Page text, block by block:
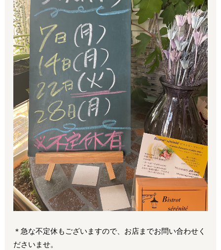
＊急な不定休もございますので、お店までお問い合わせく
ださいませ。